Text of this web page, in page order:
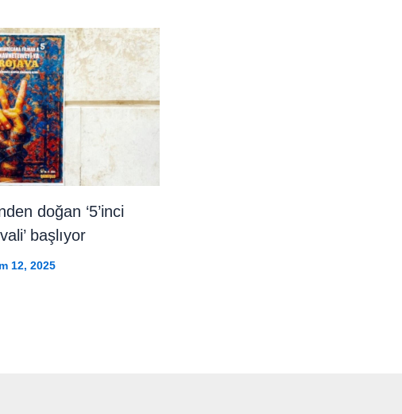
doğan ‘5’inci
başlıyor
12, 2025